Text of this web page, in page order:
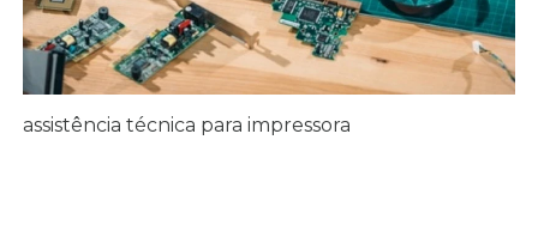
assistência técnica para impressora